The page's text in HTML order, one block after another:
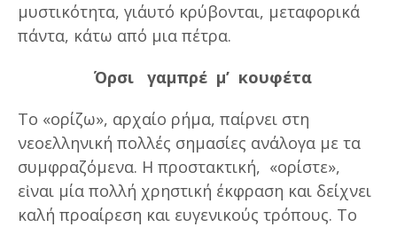
μυστικότητα, γι΄αυτό κρύβονται, μεταφορικά
πάντα, κάτω από μια πέτρα.
Όρσι γαμπρέ μ’ κουφέτα
Το «ορίζω», αρχαίο ρήμα, παίρνει στη
νεοελληνική πολλές σημασίες ανάλογα με τα
συμφραζόμενα. Η προστακτική, «ορίστε»,
εἰναι μία πολλή χρηστική έκφραση και δείχνει
καλή προαίρεση και ευγενικούς τρόπους. Το